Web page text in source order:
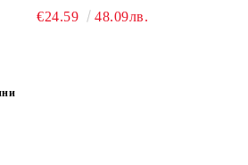
€24.59 48.09лв.